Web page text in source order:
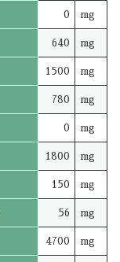
0 mg
640 mg
1500 mg
780 mg
0 mg
1800 mg
150 mg
56 mg
4700 mg